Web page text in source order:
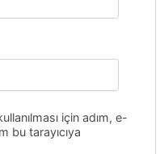
için adım, e-
bu tarayıcıya